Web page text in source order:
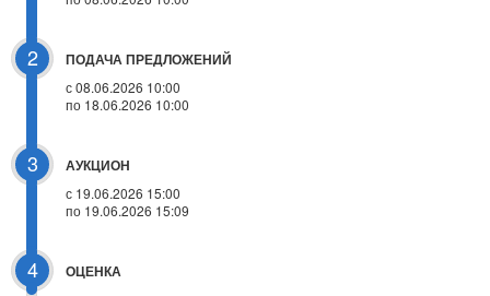
2 ПОДАЧА ПРЕДЛОЖЕНИЙ
с 08.06.2026 10:00
по 18.06.2026 10:00
3 АУКЦИОН
с 19.06.2026 15:00
по 19.06.2026 15:09
4 ОЦЕНКА